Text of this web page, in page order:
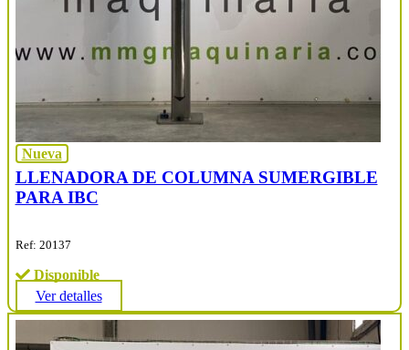
Nueva
LLENADORA DE COLUMNA SUMERGIBLE
PARA IBC
Ref: 20137
Disponible
Ver detalles